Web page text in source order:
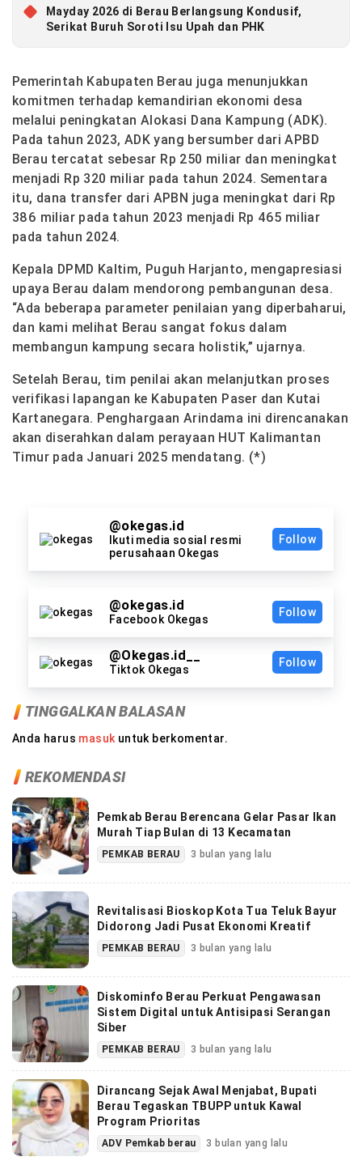
Mayday 2026 di Berau Berlangsung Kondusif,
Serikat Buruh Soroti Isu Upah dan PHK
Pemerintah Kabupaten Berau juga menunjukkan
komitmen terhadap kemandirian ekonomi desa
melalui peningkatan Alokasi Dana Kampung (ADK).
Pada tahun 2023, ADK yang bersumber dari APBD
Berau tercatat sebesar Rp 250 miliar dan meningkat
menjadi Rp 320 miliar pada tahun 2024. Sementara
itu, dana transfer dari APBN juga meningkat dari Rp
386 miliar pada tahun 2023 menjadi Rp 465 miliar
pada tahun 2024.
Kepala DPMD Kaltim, Puguh Harjanto, mengapresiasi
upaya Berau dalam mendorong pembangunan desa.
“Ada beberapa parameter penilaian yang diperbaharui,
dan kami melihat Berau sangat fokus dalam
membangun kampung secara holistik,” ujarnya.
Setelah Berau, tim penilai akan melanjutkan proses
verifikasi lapangan ke Kabupaten Paser dan Kutai
Kartanegara. Penghargaan Arindama ini direncanakan
akan diserahkan dalam perayaan HUT Kalimantan
Timur pada Januari 2025 mendatang. (*)
@okegas.id
Ikuti media sosial resmi
perusahaan Okegas
Follow
@okegas.id
Facebook Okegas
Follow
@Okegas.id__
Tiktok Okegas
Follow
TINGGALKAN BALASAN
Anda harus masukuntuk berkomentar.
REKOMENDASI
Pemkab Berau Berencana Gelar Pasar Ikan
Murah Tiap Bulan di 13 Kecamatan
PEMKAB BERAU 3 bulan yang lalu
Revitalisasi Bioskop Kota Tua Teluk Bayur
Didorong Jadi Pusat Ekonomi Kreatif
PEMKAB BERAU 3 bulan yang lalu
Diskominfo Berau Perkuat Pengawasan
Sistem Digital untuk Antisipasi Serangan
Siber
PEMKAB BERAU 3 bulan yang lalu
Dirancang Sejak Awal Menjabat, Bupati
Berau Tegaskan TBUPP untuk Kawal
Program Prioritas
ADV Pemkab berau 3 bulan yang lalu